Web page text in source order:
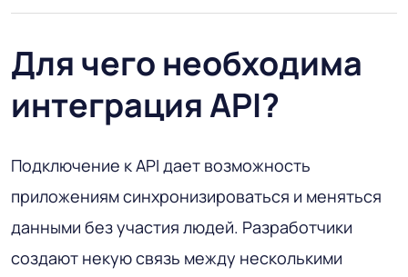
Для чего необходима
интеграция API?
Подключение к API дает возможность
приложениям синхронизироваться и меняться
данными без участия людей. Разработчики
создают некую связь между несколькими